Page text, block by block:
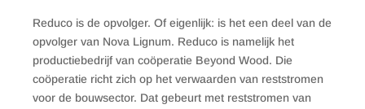
Reduco is de opvolger. Of eigenlijk: is het een deel van de
opvolger van Nova Lignum. Reduco is namelijk het
productiebedrijf van coöperatie Beyond Wood. Die
coöperatie richt zich op het verwaarden van reststromen
voor de bouwsector. Dat gebeurt met reststromen van